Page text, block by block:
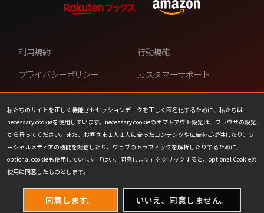
私たちのサイトを正しく機能させセッションデータを正しく匿名化するために、私たちは
necessary cookieを使用しています。necessary cookieのオプトアウト設定は、ブラウザの設定
から行ってください。また、お客さま１人１人に合ったコンテンツや広告をご提供したり、ソ
ーシャルメディアの機能を配信したり、ウェブのトラフィックを解析したりするために、
optional cookieも使用しています 「はい、同意します」をクリックすると、optional Cookieの
使用に同意したものとします。
同意します。 いいえ、同意しません。
利用規約
行動規範
プライバシーポリシー
カスタマーサポート
ファンコンテンツ・ポリシー
個人情報の販売や共有を許可し
ない
COOKIE
プレスリリース
会社情報
お問い合わせ